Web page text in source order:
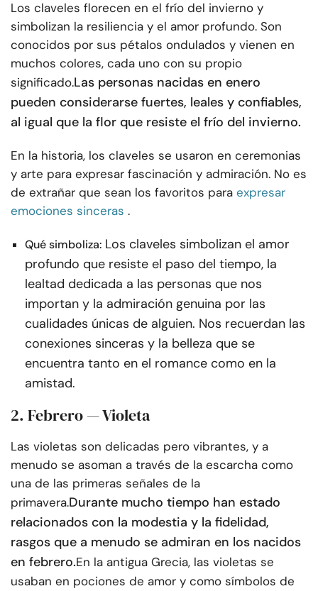
Los claveles florecen en el frío del invierno y
simbolizan la resiliencia y el amor profundo. Son
conocidos por sus pétalos ondulados y vienen en
muchos colores, cada uno con su propio
significado.Las personas nacidas en enero
pueden considerarse fuertes, leales y confiables,
al igual que la flor que resiste el frío del invierno.
En la historia, los claveles se usaron en ceremonias
y arte para expresar fascinación y admiración. No es
de extrañar que sean los favoritos para expresar
emociones sinceras .
Qué simboliza: Los claveles simbolizan el amor
profundo que resiste el paso del tiempo, la
lealtad dedicada a las personas que nos
importan y la admiración genuina por las
cualidades únicas de alguien. Nos recuerdan las
conexiones sinceras y la belleza que se
encuentra tanto en el romance como en la
amistad.
2. Febrero — Violeta
Las violetas son delicadas pero vibrantes, y a
menudo se asoman a través de la escarcha como
una de las primeras señales de la
primavera.Durante mucho tiempo han estado
relacionados con la modestia y la fidelidad,
rasgos que a menudo se admiran en los nacidos
en febrero.En la antigua Grecia, las violetas se
usaban en pociones de amor y como símbolos de